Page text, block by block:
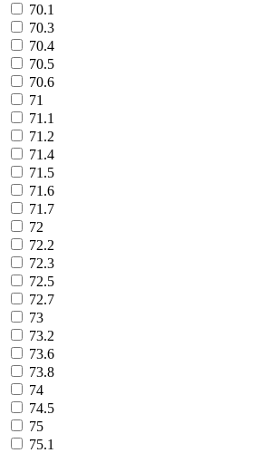
70.1
70.3
70.4
70.5
70.6
71
71.1
71.2
71.4
71.5
71.6
71.7
72
72.2
72.3
72.5
72.7
73
73.2
73.6
73.8
74
74.5
75
75.1